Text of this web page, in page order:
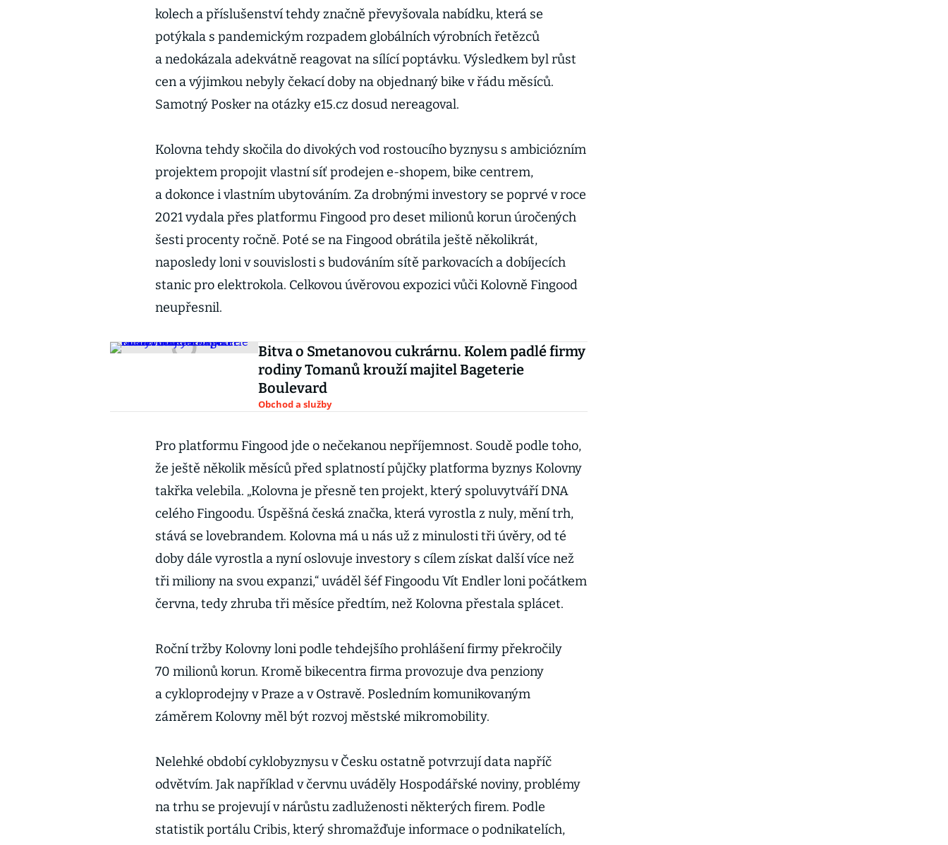
kolech a příslušenství tehdy značně převyšovala nabídku, která se
potýkala s pandemickým rozpadem globálních výrobních řetězců
a nedokázala adekvátně reagovat na sílící poptávku. Výsledkem byl růst
cen a výjimkou nebyly čekací doby na objednaný bike v řádu měsíců.
Samotný Posker na otázky e15.cz dosud nereagoval.
Kolovna tehdy skočila do divokých vod rostoucího byznysu s ambiciózním
projektem propojit vlastní síť prodejen e-shopem, bike centrem,
a dokonce i vlastním ubytováním. Za drobnými investory se poprvé v roce
2021 vydala přes platformu Fingood pro deset milionů korun úročených
šesti procenty ročně. Poté se na Fingood obrátila ještě několikrát,
naposledy loni v souvislosti s budováním sítě parkovacích a dobíjecích
stanic pro elektrokola. Celkovou úvěrovou expozici vůči Kolovně Fingood
neupřesnil.
Bitva o Smetanovou cukrárnu. Kolem padlé firmy
rodiny Tomanů krouží majitel Bageterie
Boulevard
Obchod a služby
Pro platformu Fingood jde o nečekanou nepříjemnost. Soudě podle toho,
že ještě několik měsíců před splatností půjčky platforma byznys Kolovny
takřka velebila. „Kolovna je přesně ten projekt, který spoluvytváří DNA
celého Fingoodu. Úspěšná česká značka, která vyrostla z nuly, mění trh,
stává se lovebrandem. Kolovna má u nás už z minulosti tři úvěry, od té
doby dále vyrostla a nyní oslovuje investory s cílem získat další více než
tři miliony na svou expanzi,“ uváděl šéf Fingoodu Vít Endler loni počátkem
června, tedy zhruba tři měsíce předtím, než Kolovna přestala splácet.
Roční tržby Kolovny loni podle tehdejšího prohlášení firmy překročily
70 milionů korun. Kromě bikecentra firma provozuje dva penziony
a cykloprodejny v Praze a v Ostravě. Posledním komunikovaným
záměrem Kolovny měl být rozvoj městské mikromobility.
Nelehké období cyklobyznysu v Česku ostatně potvrzují data napříč
odvětvím. Jak například v červnu uváděly Hospodářské noviny, problémy
na trhu se projevují v nárůstu zadluženosti některých firem. Podle
statistik portálu Cribis, který shromažďuje informace o podnikatelích,